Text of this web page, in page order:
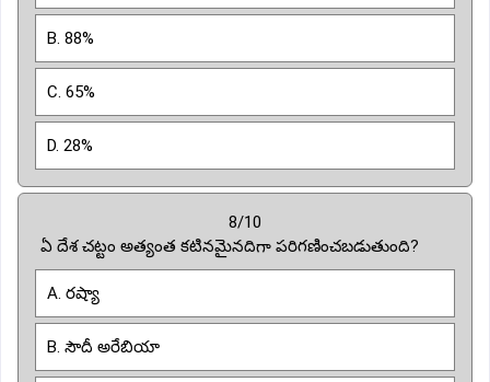
B. 88%
C. 65%
D. 28%
8/10
ఏ దేశ చట్టం అత్యంత కటినమైనదిగా పరిగణించబడుతుంది?
A. రష్యా
B. సౌదీ అరేబియా